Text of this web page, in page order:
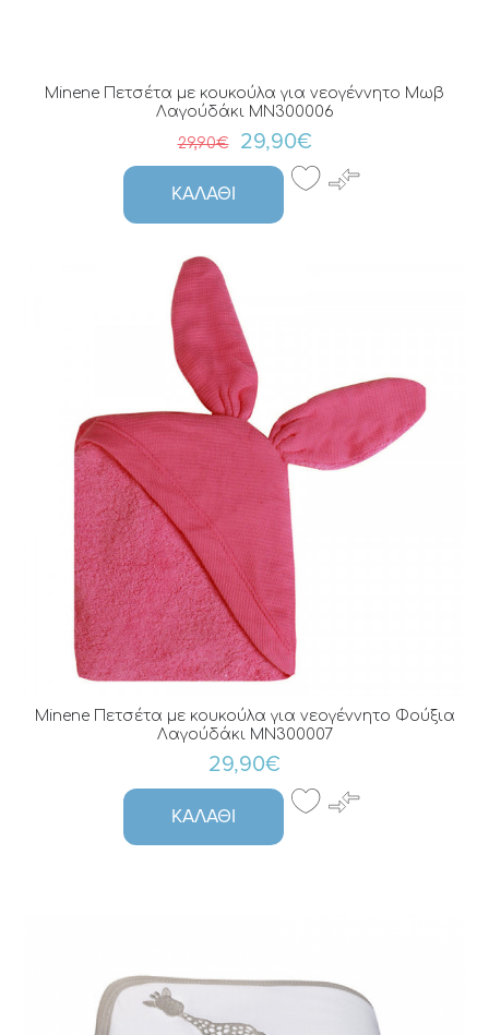
Minene Πετσέτα με κουκούλα για νεογέννητο Μωβ
Λαγούδάκι MN300006
29,90€
29,90€
ΚΑΛΆΘΙ
Minene Πετσέτα με κουκούλα για νεογέννητο Φούξια
Λαγούδάκι MN300007
29,90€
ΚΑΛΆΘΙ